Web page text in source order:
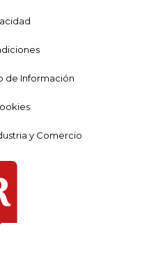
de Información
y Comercio